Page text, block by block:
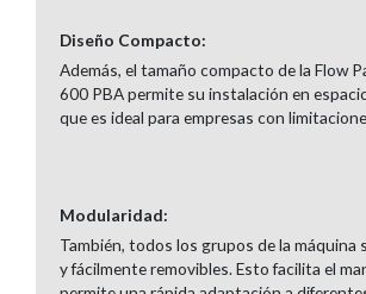
Diseño Compacto:
Además, el tamaño compacto de la Flow
600 PBA permite su instalación en
que es ideal para empresas con
Modularidad:
También, todos los grupos de la máquina
y fácilmente removibles. Esto facilita el